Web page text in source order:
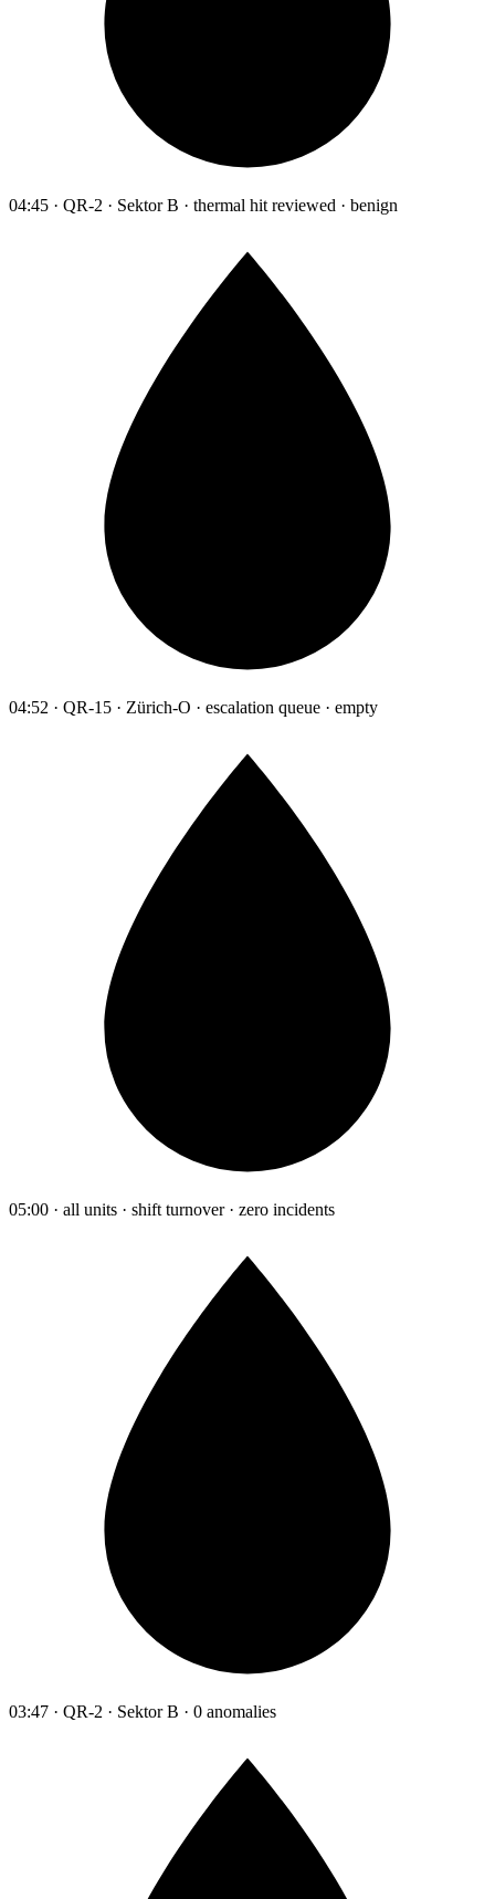
04:45 · QR-2 · Sektor B · thermal hit reviewed · benign
04:52 · QR-15 · Zürich-O · escalation queue · empty
05:00 · all units · shift turnover · zero incidents
03:47 · QR-2 · Sektor B · 0 anomalies